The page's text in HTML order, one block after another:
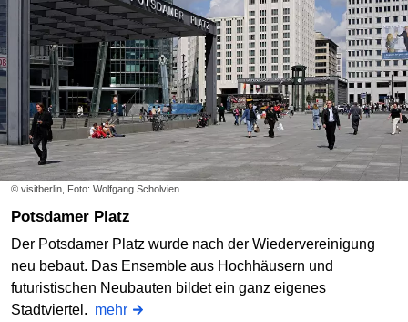
© visitberlin, Foto: Wolfgang Scholvien
Potsdamer Platz
Der Potsdamer Platz wurde nach der Wiedervereinigung
neu bebaut. Das Ensemble aus Hochhäusern und
futuristischen Neubauten bildet ein ganz eigenes
Stadtviertel. mehr